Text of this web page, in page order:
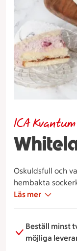
ICA
Oskuldsfull och
hembakta
vaniljkräm och
Läs mer
Beställ minst
möjliga